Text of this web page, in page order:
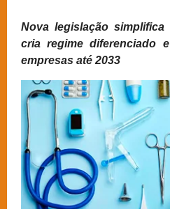
Nova legislação
cria regime diferenciado
empresas até 2033